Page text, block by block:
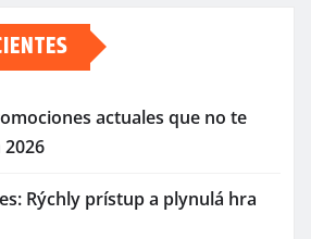
actuales que no te
Rýchly prístup a plynulá hra